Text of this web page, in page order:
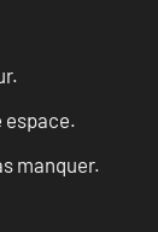
espace.
manquer.